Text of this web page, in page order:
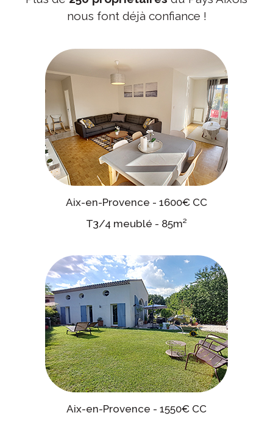
nous font déjà confiance !
Aix-en-Provence - 1600€ CC
T3/4 meublé - 85m²
Aix-en-Provence - 1550€ CC